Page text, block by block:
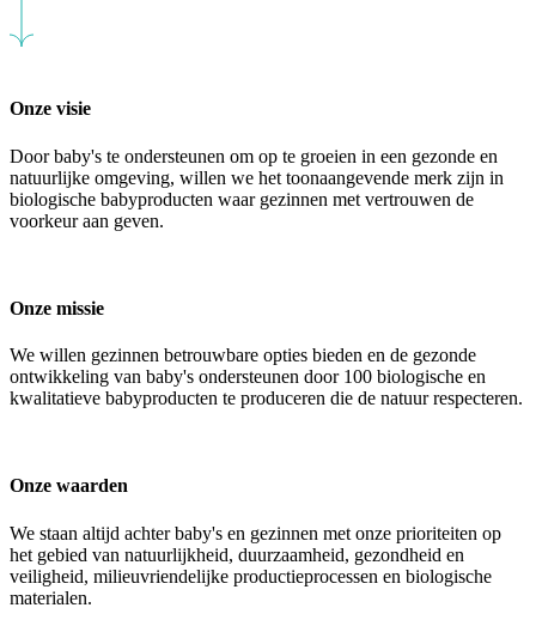
Onze visie
Door baby's te ondersteunen om op te groeien in een gezonde en
natuurlijke omgeving, willen we het toonaangevende merk zijn in
biologische babyproducten waar gezinnen met vertrouwen de
voorkeur aan geven.
Onze missie
We willen gezinnen betrouwbare opties bieden en de gezonde
ontwikkeling van baby's ondersteunen door 100 biologische en
kwalitatieve babyproducten te produceren die de natuur respecteren.
Onze waarden
We staan altijd achter baby's en gezinnen met onze prioriteiten op
het gebied van natuurlijkheid, duurzaamheid, gezondheid en
veiligheid, milieuvriendelijke productieprocessen en biologische
materialen.